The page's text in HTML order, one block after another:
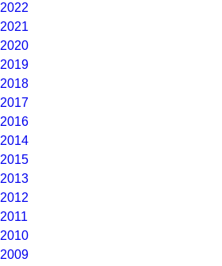
2022
2021
2020
2019
2018
2017
2016
2014
2015
2013
2012
2011
2010
2009